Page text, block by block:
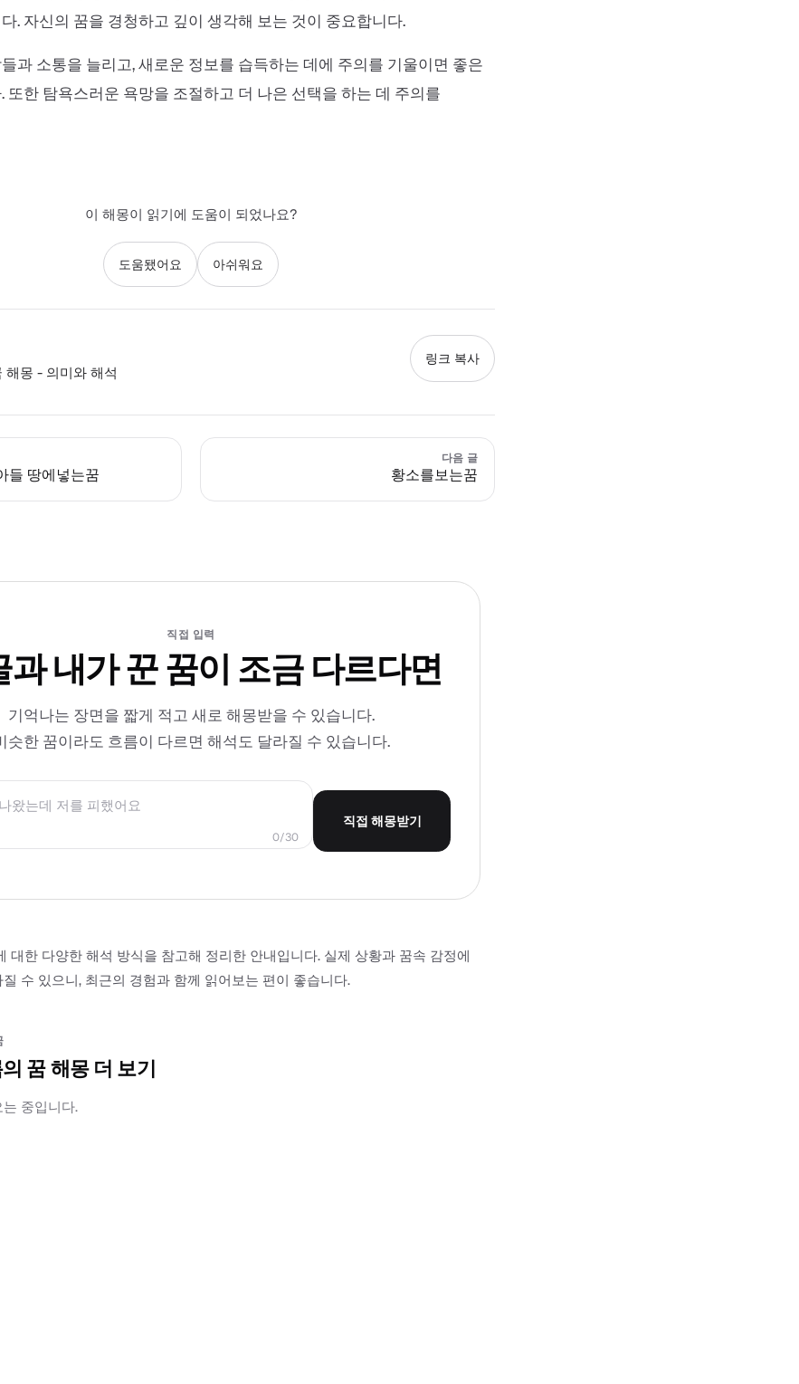
. 자신의 꿈을 경청하고 깊이 생각해 보는 것이 중요합니다.
과 소통을 늘리고, 새로운 정보를 습득하는 데에 주의를 기울이면 좋은
또한 탐욕스러운 욕망을 조절하고 더 나은 선택을 하는 데 주의를
이 해몽이 읽기에 도움이 되었나요?
도움됐어요 아쉬워요
해몽 - 의미와 해석
링크 복사
들 땅에넣는꿈
다음 글
황소를보는꿈
직접 입력
과 내가 꾼 꿈이 조금 다르다면
기억나는 장면을 짧게 적고 새로 해몽받을 수 있습니다.
슷한 꿈이라도 흐름이 다르면 해석도 달라질 수 있습니다.
0/30
직접 해몽받기
대한 다양한 해석 방식을 참고해 정리한 안내입니다. 실제 상황과 꿈속 감정에
수 있으니, 최근의 경험과 함께 읽어보는 편이 좋습니다.
꿈 해몽 더 보기
중입니다.